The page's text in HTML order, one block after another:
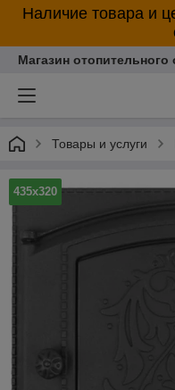
Наличие товара и
Магазин
Товары и услуги
435х320